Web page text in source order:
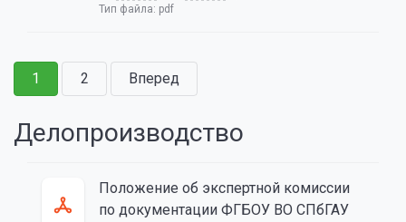
Тип файла: pdf
1 2 Вперед
Делопроизводство
Положение об экспертной комиссии
по документации ФГБОУ ВО СПбГАУ